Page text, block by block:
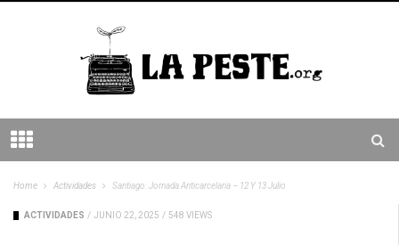
Home Actividades Santiago: Jornada Anticarcelaria – 12 Y 13 Julio
ACTIVIDADES / JUNIO 22, 2025 / 548 VIEWS